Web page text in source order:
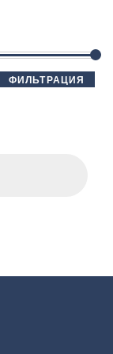
ФИЛЬТРАЦИЯ